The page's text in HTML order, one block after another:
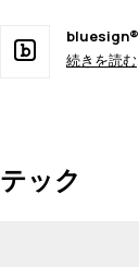
bluesign®
続きを読む
テック